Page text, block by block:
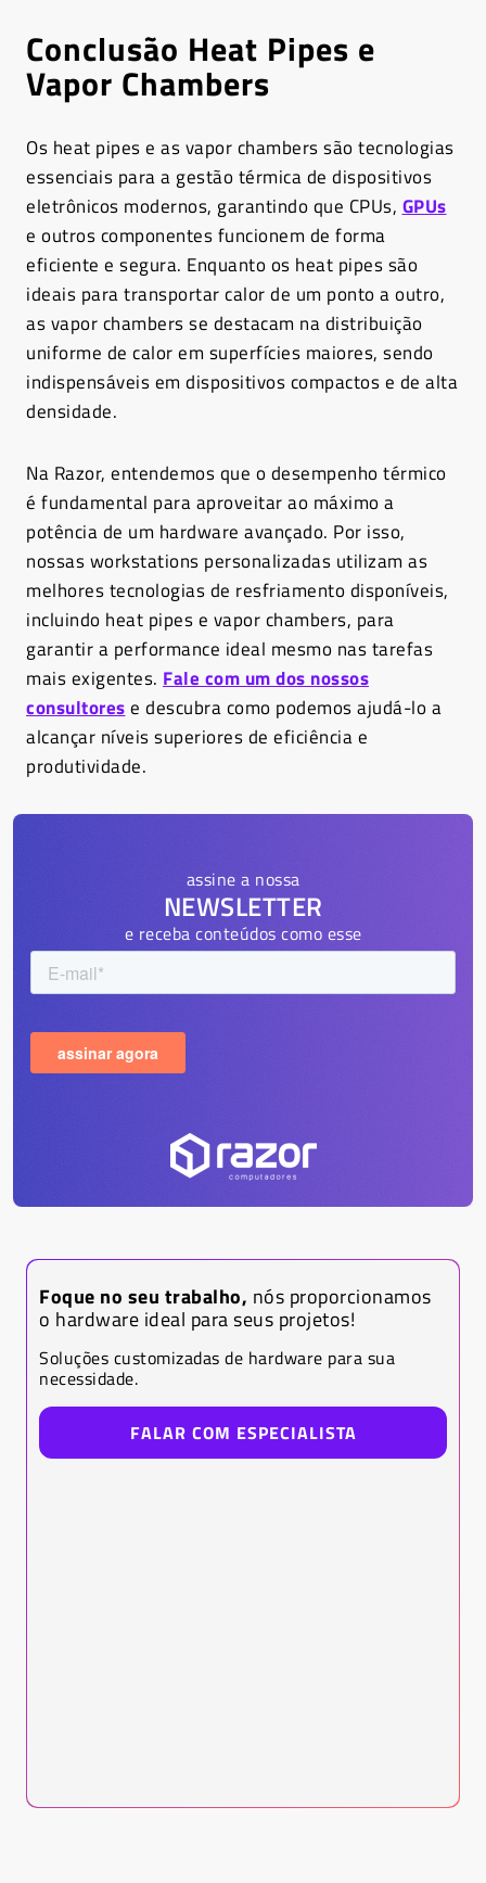
Conclusão Heat Pipes e
Vapor Chambers
Os heat pipes e as vapor chambers são tecnologias
essenciais para a gestão térmica de dispositivos
eletrônicos modernos, garantindo que CPUs, GPUs
e outros componentes funcionem de forma
eficiente e segura. Enquanto os heat pipes são
ideais para transportar calor de um ponto a outro,
as vapor chambers se destacam na distribuição
uniforme de calor em superfícies maiores, sendo
indispensáveis em dispositivos compactos e de alta
densidade.
Na Razor, entendemos que o desempenho térmico
é fundamental para aproveitar ao máximo a
potência de um hardware avançado. Por isso,
nossas workstations personalizadas utilizam as
melhores tecnologias de resfriamento disponíveis,
incluindo heat pipes e vapor chambers, para
garantir a performance ideal mesmo nas tarefas
mais exigentes. Fale com um dos nossos
consultorese descubra como podemos ajudá-lo a
alcançar níveis superiores de eficiência e
produtividade.
assine a nossa
NEWSLETTER
e receba conteúdos como esse
Foque no seu trabalho, nós proporcionamos
o hardware ideal para seus projetos!
Soluções customizadas de hardware para sua
necessidade.
FALAR COM ESPECIALISTA